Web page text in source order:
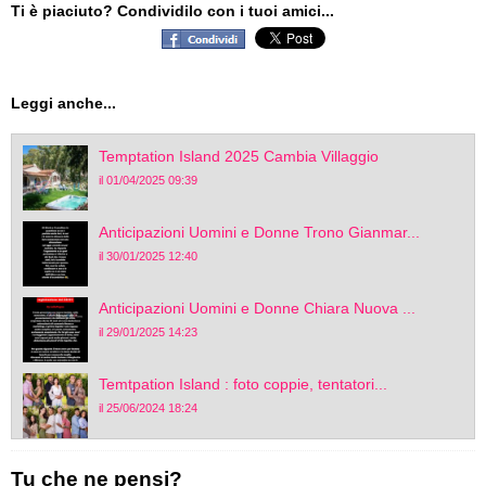
Ti è piaciuto? Condividilo con i tuoi amici...
Leggi anche...
Temptation Island 2025 Cambia Villaggio
il 01/04/2025 09:39
Anticipazioni Uomini e Donne Trono Gianmar...
il 30/01/2025 12:40
Anticipazioni Uomini e Donne Chiara Nuova ...
il 29/01/2025 14:23
Temtpation Island : foto coppie, tentatori...
il 25/06/2024 18:24
Tu che ne pensi?